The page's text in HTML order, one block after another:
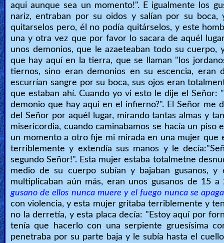
aqui aunque sea un momento!". E igualmente los
nariz, entraban por su oidos y salían por su
quitarselos pero, él no podía quitárselos, y este
una y otra vez que por favor lo sacara de aquél
unos demonios, que le azaeteaban todo su
que hay aquí en la tierra, que se llaman "los
tiernos, sino eran demonios en su escencia,
escurrían sangre por su boca, sus ojos eran
que estaban ahí. Cuando yo vi esto le dije el
demonio que hay aqui en el infierno?". El Señor
del Señor por aquél lugar, mirando tantas almas y
misericordia, cuando caminabamos se hacía un
un momento a otro fije mi mirada en una mujer que
terriblemente y extendía sus manos y le
segundo Señor!". Esta mujer estaba totalmetne
medio de su cuerpo subían y bajaban gusanos,
multiplicaban aún más, eran unos gusanos de 15
gusano de ellos nunca muere y el fuego nunca se
con violencia, y esta mujer gritaba terriblemente y
no la derretía, y esta placa decía: "Estoy aquí por
tenía que hacerlo con una serpiente gruesísima
penetraba por su parte baja y le subía hasta el